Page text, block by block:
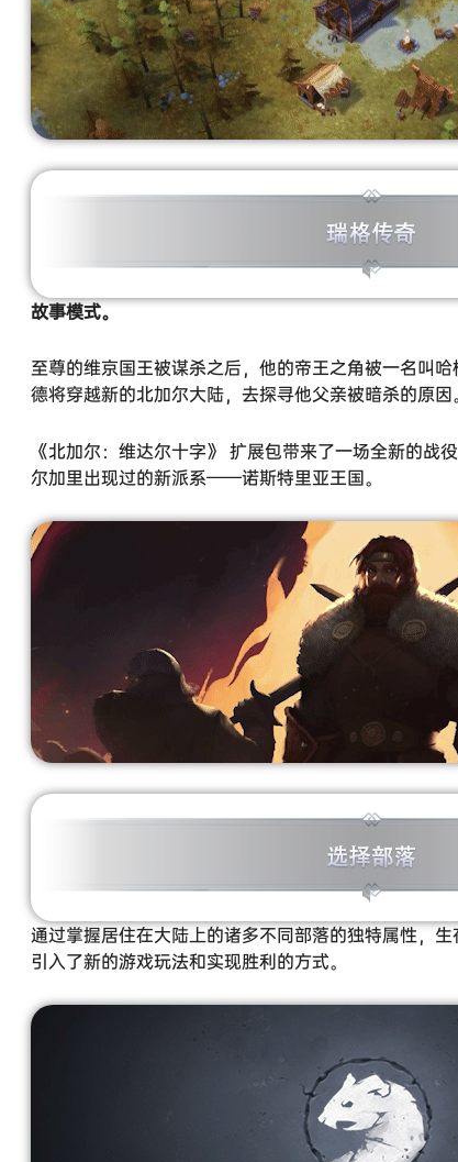
故事模式。
至尊的维京国王被谋杀之后，他的帝王之角被一名叫
德将穿越新的北加尔大陆，去探寻他父亲被暗杀的原因。
《北加尔：维达尔十字》 扩展包带来了一场全新的
尔加里出现过的新派系——诺斯特里亚王国。
通过掌握居住在大陆上的诸多不同部落的独特属性，
引入了新的游戏玩法和实现胜利的方式。